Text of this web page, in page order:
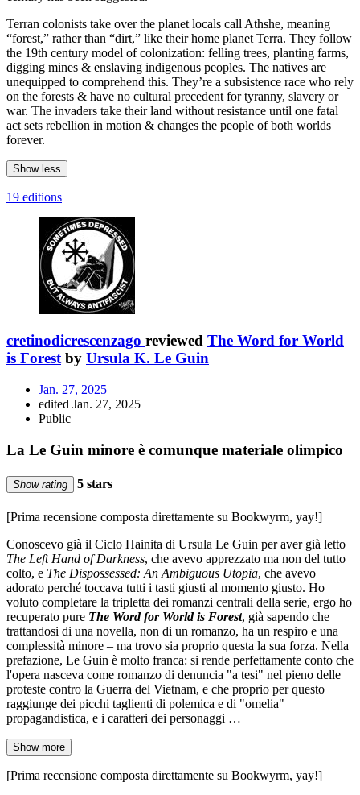
Terran colonists take over the planet locals call Athshe, meaning
“forest,” rather than “dirt,” like their home planet Terra. They follow
the 19th century model of colonization: felling trees, planting farms,
digging mines & enslaving indigenous peoples. The natives are
unequipped to comprehend this. They’re a subsistence race who rely
on the forests & have no cultural precedent for tyranny, slavery or
war. The invaders take their land without resistance until one fatal
act sets rebellion in motion & changes the people of both worlds
forever.
Show less
19 editions
cretinodicrescenzago reviewed The Word for World
is Forestby Ursula K. Le Guin
Jan. 27, 2025
edited Jan. 27, 2025
Public
La Le Guin minore è comunque materiale olimpico
Show rating 5 stars
[Prima recensione composta direttamente su Bookwyrm, yay!]
Conoscevo già il Ciclo Hainita di Ursula Le Guin per aver già letto
The Left Hand of Darkness, che avevo apprezzato ma non del tutto
colto, e The Dispossessed: An Ambiguous Utopia, che avevo
adorato perché toccava tutti i tasti giusti al momento giusto. Ho
voluto completare la tripletta dei romanzi centrali della serie, ergo ho
recuperato pure The Word for World is Forest, già sapendo che
trattandosi di una novella, non di un romanzo, ha un respiro e una
complessità minore – ma trovo sia proprio questa la sua forza. Nella
prefazione, Le Guin è molto franca: si rende perfettamente conto che
l'opera nasceva come romanzo di denuncia "a tesi" nel pieno delle
proteste contro la Guerra del Vietnam, e che proprio per questo
raggiunge dei picchi taglienti di polemica e di "omelia"
propagandistica, e i caratteri dei personaggi …
Show more
[Prima recensione composta direttamente su Bookwyrm, yay!]